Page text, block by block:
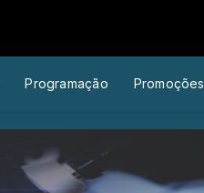
Programação Promoções